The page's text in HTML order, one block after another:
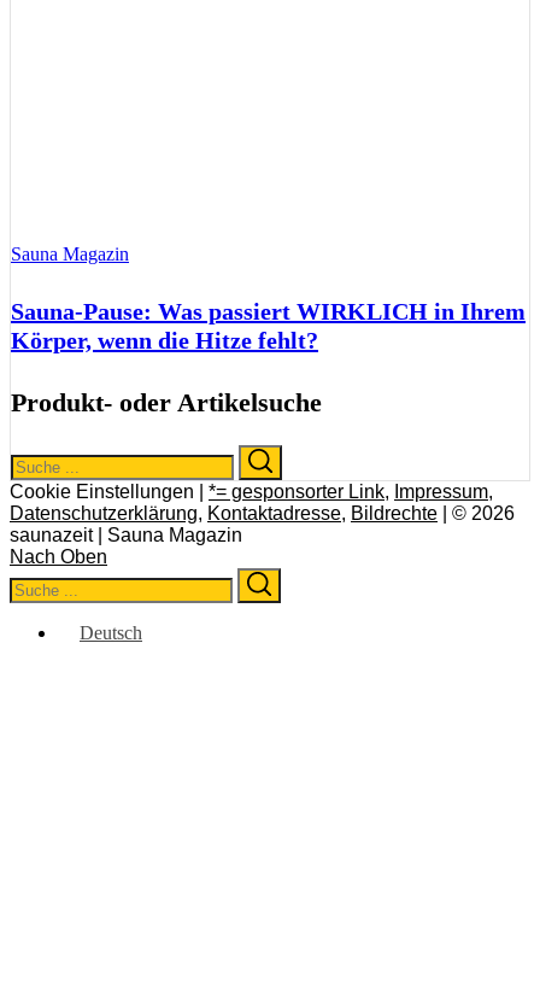
Sauna Magazin
Sauna-Pause: Was passiert WIRKLICH in Ihrem
Körper, wenn die Hitze fehlt?
Produkt- oder Artikelsuche
Search
for:
Cookie Einstellungen | *= gesponsorter Link, Impressum,
Datenschutzerklärung, Kontaktadresse, Bildrechte | © 2026
saunazeit | Sauna Magazin
Nach Oben
Search
for:
Deutsch